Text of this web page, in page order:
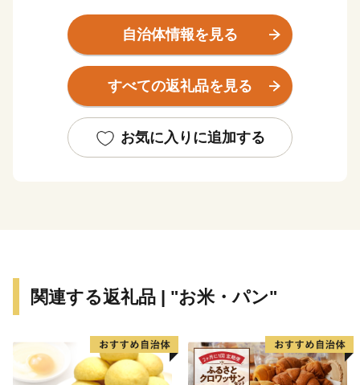
煙たかろ」と
唄われている「二本煙突」や「伊田竪坑櫓」、
また、国内初のユネスコ世界の記憶に登録された
「山本作兵衛コレクション」など、
自治体情報を見る
すべての返礼品を見る
お気に入りに追加する
関連する返礼品 | "お米・パン"